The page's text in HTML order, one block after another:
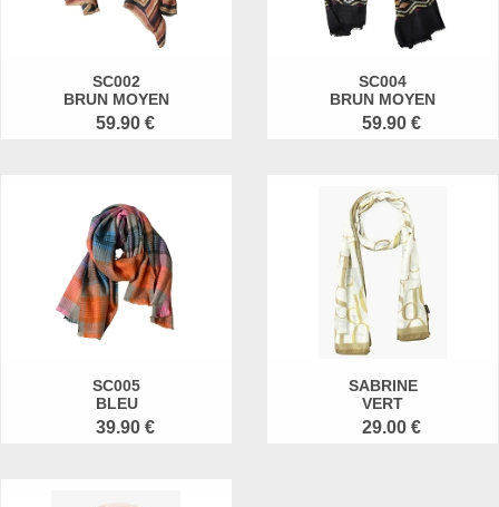
SC002
BRUN MOYEN
59.90 €
SC004
BRUN MOYEN
59.90 €
SC005
BLEU
39.90 €
SABRINE
VERT
29.00 €